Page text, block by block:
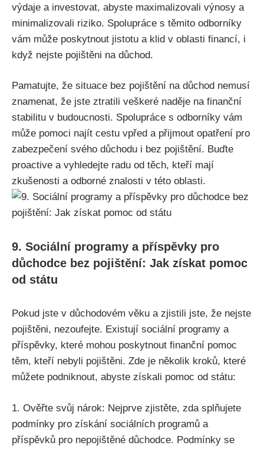
výdaje a investovat, abyste maximalizovali výnosy a
minimalizovali riziko. Spolupráce s těmito odborníky
vám může poskytnout jistotu a klid v oblasti financí, i
když nejste pojištěni na důchod.
Pamatujte, že situace bez pojištění na důchod nemusí
znamenat, že jste ztratili veškeré naděje na finanční
stabilitu v budoucnosti. Spolupráce s odborníky vám
může pomoci najít cestu vpřed a přijmout opatření pro
zabezpečení svého důchodu i bez pojištění. Buďte
proactive a vyhledejte radu od těch, kteří mají
zkušenosti a odborné znalosti v této oblasti.
9. Sociální programy a příspěvky pro
důchodce bez pojištění: Jak získat pomoc
od státu
Pokud jste v důchodovém věku a zjistili jste, že nejste
pojištěni, nezoufejte. Existují sociální programy a
příspěvky, které mohou poskytnout finanční pomoc
těm, kteří nebyli pojištěni. Zde je několik kroků, které
můžete podniknout, abyste získali pomoc od státu:
1. Ověřte svůj nárok: Nejprve zjistěte, zda splňujete
podmínky pro získání sociálních programů a
příspěvků pro nepojištěné důchodce. Podmínky se